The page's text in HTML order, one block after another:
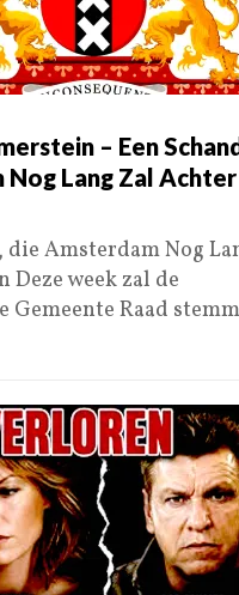
– Een
Nog Lang Zal Achter
die Amsterdam Nog
Deze week zal de
Gemeente Raad